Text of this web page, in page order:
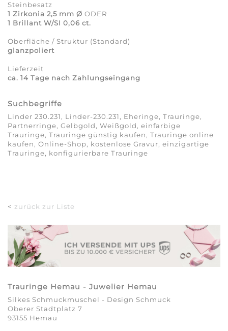
Steinbesatz
1 Zirkonia 2,5 mm Ø ODER
1 Brillant W/SI 0,06 ct.
Oberfläche / Struktur (Standard)
glanzpoliert
Lieferzeit
ca. 14 Tage nach Zahlungseingang
Suchbegriffe
Linder 230.231, Linder-230.231, Eheringe, Trauringe,
Partnerringe, Gelbgold, Weißgold, einfarbige
Trauringe, Trauringe günstig kaufen, Trauringe online
kaufen, Online-Shop, kostenlose Gravur, einzigartige
Trauringe, konfigurierbare Trauringe
< zurück zur Liste
Trauringe Hemau - Juwelier Hemau
Silkes Schmuckmuschel - Design Schmuck
Oberer Stadtplatz 7
93155 Hemau